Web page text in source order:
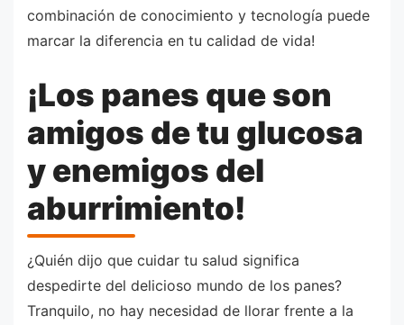
combinación de conocimiento y tecnología puede
marcar la diferencia en tu calidad de vida!
¡Los panes que son
amigos de tu glucosa
y enemigos del
aburrimiento!
¿Quién dijo que cuidar tu salud significa
despedirte del delicioso mundo de los panes?
Tranquilo, no hay necesidad de llorar frente a la